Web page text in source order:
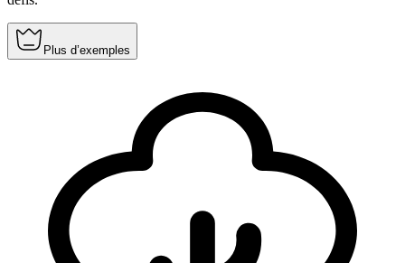
Plus d’exemples